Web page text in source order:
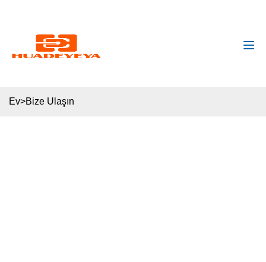
Ev>Bize Ulaşın